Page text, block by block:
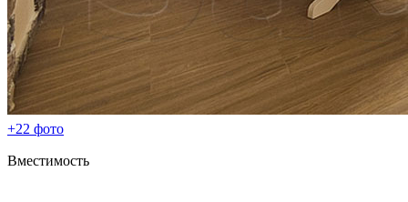
+22 фото
Вместимость